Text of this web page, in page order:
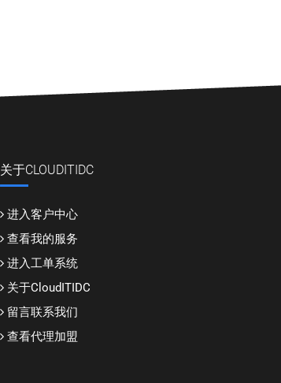
关于CLOUDITIDC
进入客户中心
查看我的服务
进入工单系统
关于CloudITIDC
留言联系我们
查看代理加盟